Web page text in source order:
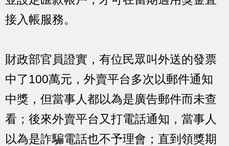
接入帳服務。
財政部官員證實，有位民眾叫外送的發票
中了100萬元，外賣平台多次以郵件通知
中獎，但當事人都以為是廣告郵件而未查
看；後來外賣平台又打電話通知，當事人
以為是詐騙電話也不予理會；直到領獎期